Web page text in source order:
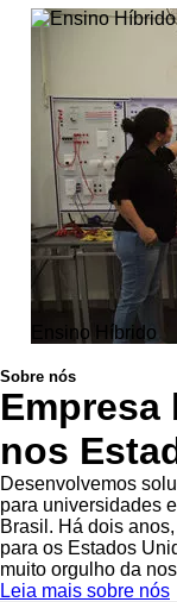
Ensino Híbrido
Sobre nós
nos
Desenvolvemos
para universidades
Brasil. Há dois
para os Estados
muito orgulho da
Leia mais sobre nós